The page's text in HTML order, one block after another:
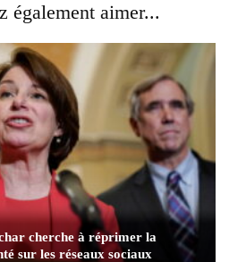
également aimer...
cherche à réprimer la
sur les réseaux sociaux